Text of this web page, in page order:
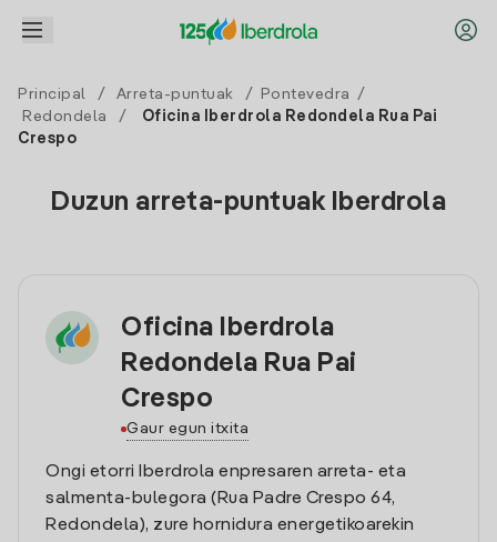
Principal / Arreta-puntuak / Pontevedra
/
Redondela
/
Oficina Iberdrola Redondela Rua Pai
Crespo
Duzun arreta-puntuak Iberdrola
Oficina Iberdrola
Redondela Rua Pai
Crespo
Gaur egun itxita
Ongi etorri Iberdrola enpresaren arreta- eta
salmenta-bulegora (Rua Padre Crespo 64,
Redondela), zure hornidura energetikoarekin